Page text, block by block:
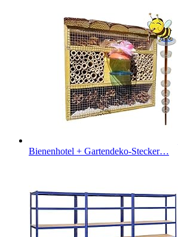
Bienenhotel + Gartendeko-Stecker…